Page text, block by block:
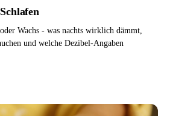
Wachs - was nachts wirklich dämmt,
und welche Dezibel-Angaben